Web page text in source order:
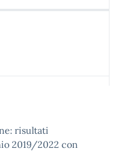
risultati
2019/2022 con